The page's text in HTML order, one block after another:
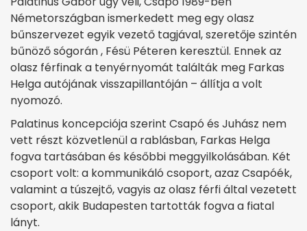
Németországban ismerkedett meg egy olasz
bűnszervezet egyik vezető tagjával, szeretője szintén
bűnöző sógorán , Fésü Péteren keresztül. Ennek az
olasz férfinak a tenyérnyomát találták meg Farkas
Helga autójának visszapillantóján – állítja a volt
nyomozó.
Palatinus koncepciója szerint Csapó és Juhász nem
vett részt közvetlenül a rablásban, Farkas Helga
fogva tartásában és későbbi meggyilkolásában. Két
csoport volt: a kommunikáló csoport, azaz Csapóék,
valamint a túszejtő, vagyis az olasz férfi által vezetett
csoport, akik Budapesten tartották fogva a fiatal
lányt.